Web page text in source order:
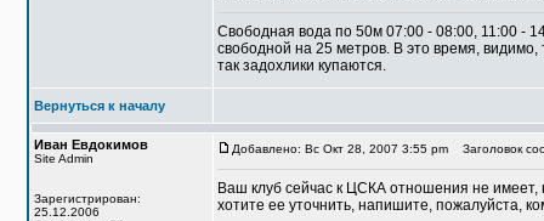
Свободная вода по 50м 07:00 - 08:00, 11:00 -
свободной на 25 метров. В это время,
так задохлики купаются.
Вернуться к началу
Иван Евдокимов
Site Admin
Зарегистрирован:
25.12.2006
Добавлено: Вс Окт 28, 2007 3:55 pm Заголовок
Ваш клуб сейчас к ЦСКА отношения не
хотите ее уточнить, напишите, пожалуйста,